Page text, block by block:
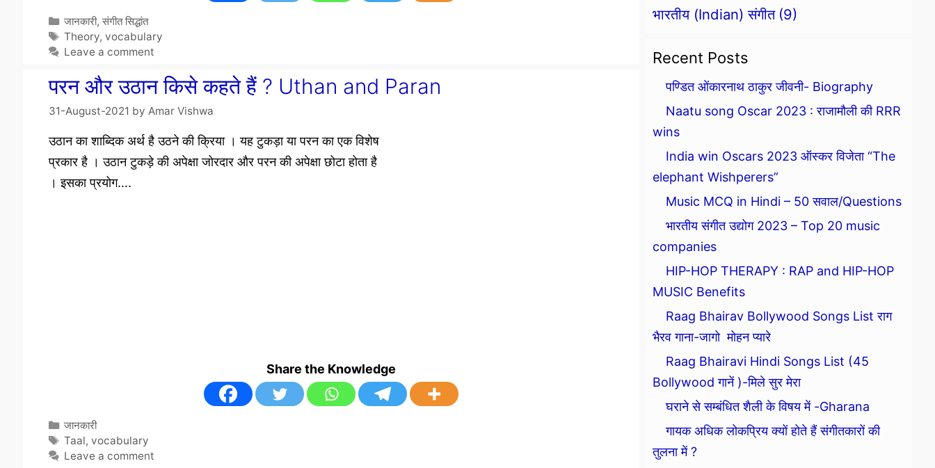
Categories
जानकारी,संगीत सिद्धांत
Tags
Theory, vocabulary
Leave a comment
परन और उठान किसे कहते हैं ? Uthan and Paran
31-August-2021 by Amar Vishwa
उठान का शाब्दिक अर्थ है उठने की क्रिया । यह टुकड़ा या परन का एक विशेष
प्रकार है । उठान टुकड़े की अपेक्षा जोरदार और परन की अपेक्षा छोटा होता है
। इसका प्रयोग….
Share the Knowledge
Categories
जानकारी
Tags
Taal, vocabulary
Leave a comment
भारतीय (Indian) संगीत (9)
Recent Posts
पण्डित ओंकारनाथ ठाकुर जीवनी- Biography
Naatu song Oscar 2023 : राजामौली की RRR
wins
India win Oscars 2023 ऑस्कर विजेता “The
elephant Wishperers”
Music MCQ in Hindi – 50 सवाल/Questions
भारतीय संगीत उद्योग 2023 – Top 20 music
companies
HIP-HOP THERAPY : RAP and HIP-HOP
MUSIC Benefits
Raag Bhairav Bollywood Songs List राग
भैरव गाना-जागो मोहन प्यारे
Raag Bhairavi Hindi Songs List (45
Bollywood गानें )-मिले सुर मेरा
घराने से सम्बंधित शैली के विषय में -Gharana
गायक अधिक लोकप्रिय क्यों होते हैं संगीतकारों की
तुलना में ?